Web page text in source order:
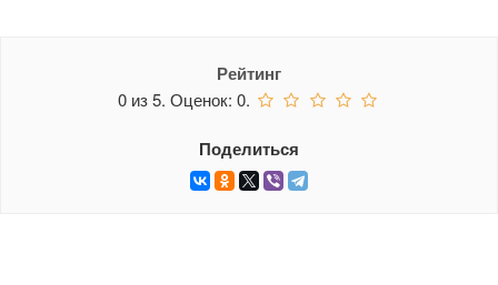
Рейтинг
0 из5. Оценок:0.
Поделиться